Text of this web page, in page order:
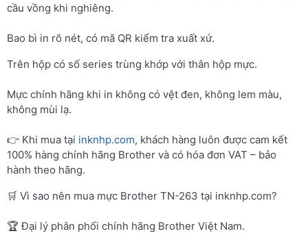
cầu vồng khi nghiêng.
Bao bì in rõ nét, có mã QR kiểm tra xuất xứ.
Trên hộp có số series trùng khớp với thân hộp mực.
Mực chính hãng khi in không có vệt đen, không lem màu,
không mùi lạ.
👉 Khi mua tại inknhp.com, khách hàng luôn được cam kết
100% hàng chính hãng Brother và có hóa đơn VAT – bảo
hành theo hãng.
🛒 Vì sao nên mua mực Brother TN-263 tại inknhp.com?
🏆 Đại lý phân phối chính hãng Brother Việt Nam.